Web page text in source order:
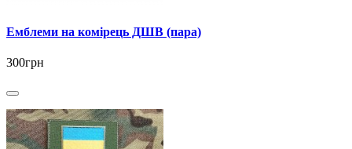
Емблеми на комірець ДШВ (пара)
300грн